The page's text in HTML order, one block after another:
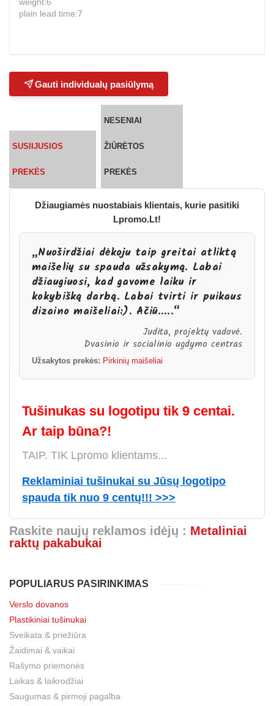
plain lead time:7
Gauti individualų pasiūlymą
SUSIIJUSIOS
PREKĖS
NESENIAI
ŽIŪRĖTOS
PREKĖS
`
Džiaugiamės nuostabiais klientais, kurie pasitiki
Lpromo.Lt!
„Nuoširdžiai dėkoju taip greitai atliktą
maišelių su spauda užsakymą. Labai
džiaugiuosi, kad gavome laiku ir
kokybišką darbą. Labai tvirti ir puikaus
dizaino maišeliai:). Ačiū.....“
Judita, projektų vadovė.
Dvasinio ir socialinio ugdymo centras
Užsakytos prekės: Pirkinių maišeliai
Tušinukas su logotipu tik 9 centai.
Ar taip būna?!
TAIP. TIK Lpromo klientams...
Reklaminiai tušinukai su Jūsų logotipo
spauda tik nuo 9 centų!!! >>>
Raskite naujų reklamos idėjų : Metaliniai
raktų pakabukai
POPULIARUS PASIRINKIMAS
Verslo dovanos
Plastikiniai tušinukai
Sveikata & priežiūra
Žaidimai & vaikai
Rašymo priemonės
Laikas & laikrodžiai
Saugumas & pirmoji pagalba